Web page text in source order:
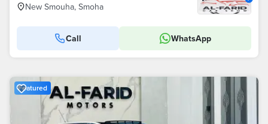
New Smouha, Smoha
Call WhatsApp
Featured